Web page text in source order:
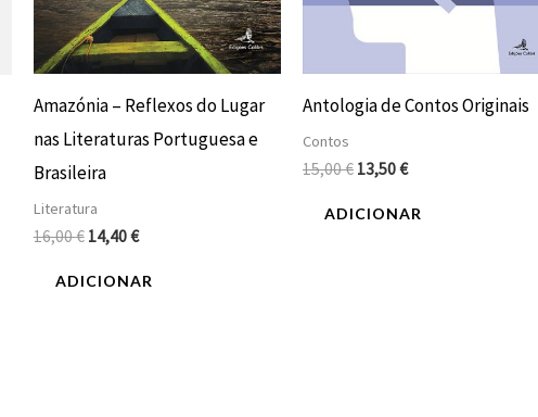
Amazónia – Reflexos do Lugar
nas Literaturas Portuguesa e
Brasileira
Literatura
16,00€ 14,40€
ADICIONAR
Antologia de Contos Originais
Contos
15,00€ 13,50€
ADICIONAR